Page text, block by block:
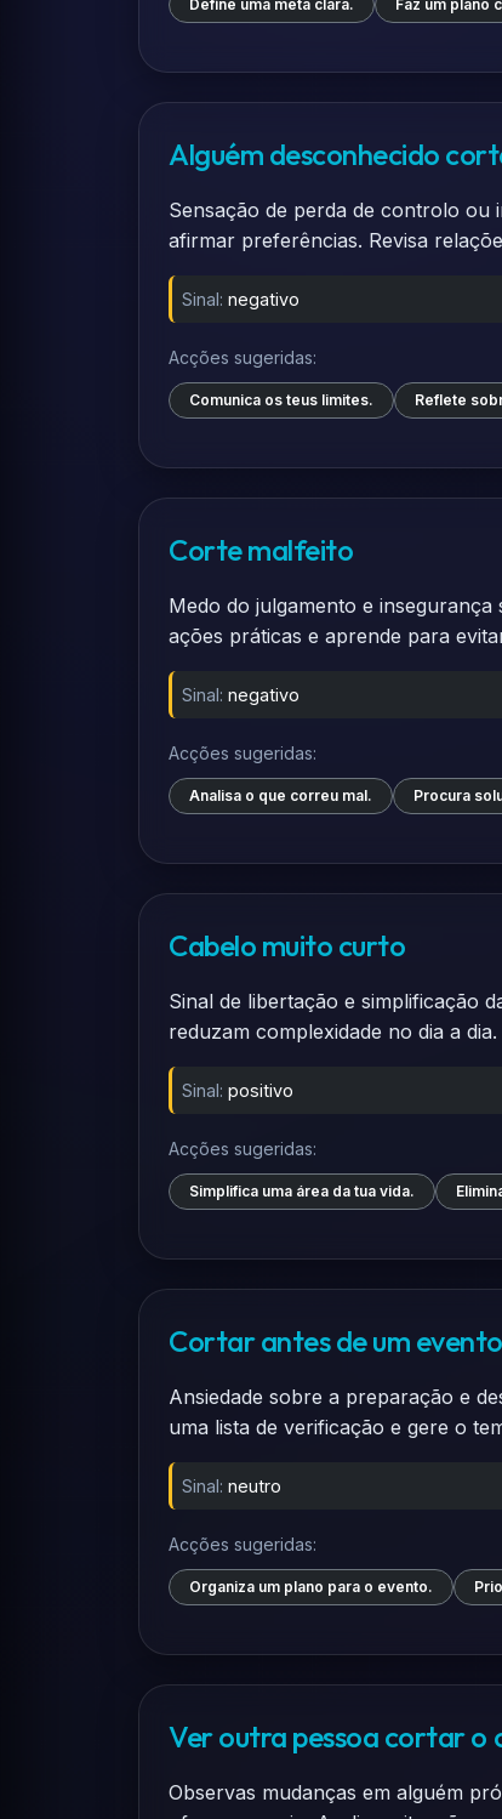
Define uma meta clara. Faz um plano
Alguém desconhecido
Sensação de perda de controlo ou
afirmar preferências. Revisa
Sinal: negativo
Acções sugeridas:
Comunica os teus limites. Reflete
Corte malfeito
Medo do julgamento e
ações práticas e aprende para
Sinal: negativo
Acções sugeridas:
Analisa o que correu mal. Procura
Cabelo muito curto
Sinal de libertação e simplificação
reduzam complexidade no dia a dia.
Sinal: positivo
Acções sugeridas:
Simplifica uma área da tua vida.
Cortar antes de um
Ansiedade sobre a preparação e
uma lista de verificação e gere o
Sinal: neutro
Acções sugeridas:
Organiza um plano para o evento.
Ver outra pessoa cortar o
Observas mudanças em alguém